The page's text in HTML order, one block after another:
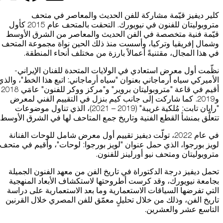
شارك هذه
شارك
كلير ديفيز قيّمة مشاركة للفن الحديث والمعاصر في متحف
متروبوليتان للفنون في نيويورك. التحقت بالمتحف عام 2015 كأول
قيّمة فنية متخصصة في الفن الحديث والمعاصر من الشرق الأوسط
وشمال إفريقيا وتركيا، وأسست منذ ذلك الحين نواة مجموعة المتحف
في هذا المجال، مقتنيةً أعمالاً بارزة من مختلف أنحاء المنطقة.
نظّمت أول معرض استعادي في الولايات المتحدة للفنان الإيراني-
الأميركي سياه أرماجاني بعنوان "سياه أرماجاني: اتبع هذا الخط"،
أقيم في قاعة "متروبوليتان بروير" و"مركز ووكر للفنون" عامَي 2018
و2019. كما شاركت إلى جانب كيم بنزل في التقييم الفني لمعرض
"رايان تابت: مُلكية غريبة" (2019 – 2021)، الذي تناول موضوعات
تتعلّق بمنشأ القطع الفنية وتاريخ جمع المتاحف لها في الشرق
في عام 2022، تولّت ديفيز تقييم أول معرض شامل للوحات الفنانة
لويز بورجوا، الذي حمل عنوان "لويز بورجوا: لوحات"، وأقيم في متحف
متروبوليتان ومتحف نيو أورلينز للفنون.
تحمل ديفيز درجة الدكتوراة في تاريخ الفن من معهد الفنون الجميلة
بجامعة نيويورك، وقد كرست أطروحتها لاستكشاف الأبعاد المنهجية
التي تفرضها السياقات الاستعمارية وما بعد الاستعمارية على دراسة
تاريخ الفن، وذلك من خلال تحليلٍ معمّق للفن المصري خلال القرنين
التاسع عشر والعشرين.
التعلم
موسوعة متحف
المتجر الإلكتروني
من نحن
الوظائف والفرص
الصحافة
يمكن أن يؤدي إيقاف تشغيل بعض هذه الملفات إلى توقف الوظائف ذات
الصلة عن العمل بشكل صحيح. يمكنك تغيير تفضيلاتك في أي وقت
اعرف المزيد
موافقة حفظ الإعدادات